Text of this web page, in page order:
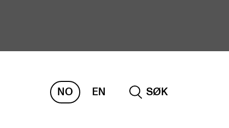
NO EN
SØK